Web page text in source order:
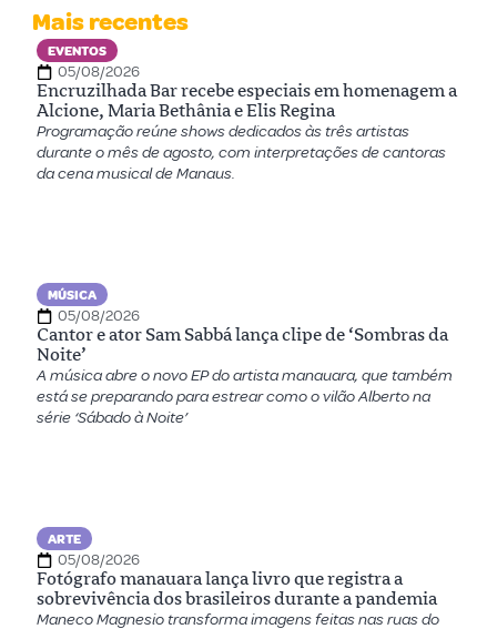
Mais recentes
EVENTOS
05/08/2026
Encruzilhada Bar recebe especiais em homenagem a
Alcione, Maria Bethânia e Elis Regina
Programação reúne shows dedicados às três artistas
durante o mês de agosto, com interpretações de cantoras
da cena musical de Manaus.
MÚSICA
05/08/2026
Cantor e ator Sam Sabbá lança clipe de ‘Sombras da
Noite’
A música abre o novo EP do artista manauara, que também
está se preparando para estrear como o vilão Alberto na
série ‘Sábado à Noite’
ARTE
05/08/2026
Fotógrafo manauara lança livro que registra a
sobrevivência dos brasileiros durante a pandemia
Maneco Magnesio transforma imagens feitas nas ruas do